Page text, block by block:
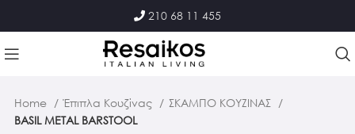
210 68 11 455
Home Έπιπλα Κουζίνας
ΣΚΑΜΠΟ ΚΟΥΖΙΝΑΣ
BASIL METAL BARSTOOL